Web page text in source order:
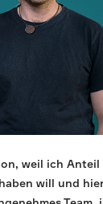
weil ich Anteil
will und